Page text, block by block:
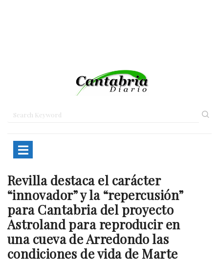
Home Portada Revilla destaca el…
Revilla destaca el carácter
“innovador” y la “repercusión”
para Cantabria del proyecto
Astroland para reproducir en
una cueva de Arredondo las
condiciones de vida de Marte